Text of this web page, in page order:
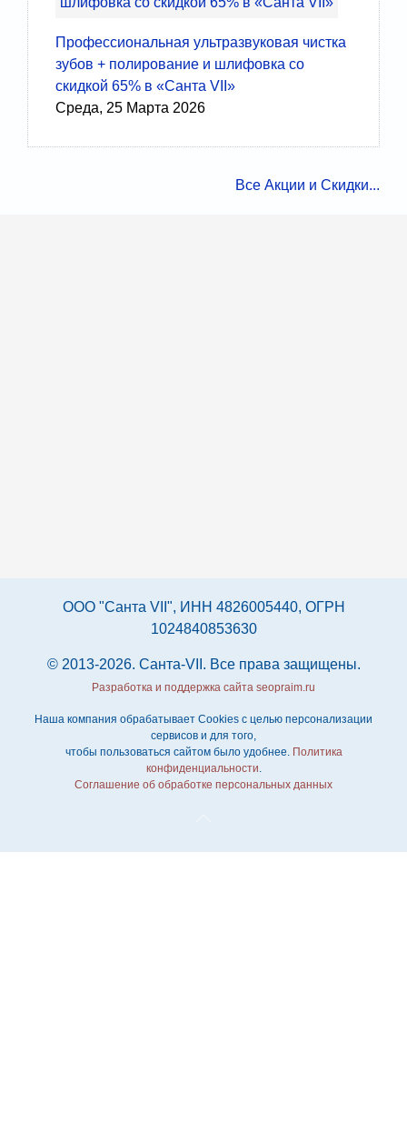
Профессиональная ультразвуковая чистка
зубов + полирование и шлифовка со
скидкой 65% в «Санта VII»
Среда, 25 Марта 2026
Все Акции и Скидки...
ООО "Санта VII", ИНН 4826005440, ОГРН
1024840853630
© 2013-2026. Санта-VII. Все права защищены.
Разработка и поддержка сайта seopraim.ru
Наша компания обрабатывает Cookies с целью персонализации
сервисов и для того,
чтобы пользоваться сайтом было удобнее. Политика
конфиденциальности.
Соглашение об обработке персональных данных